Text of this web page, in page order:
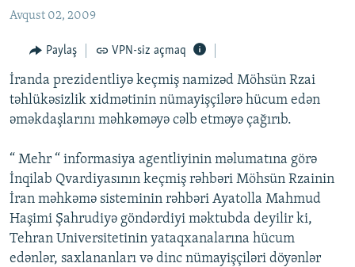
qayıt
#ƏSLINDƏ
FƏRQƏ BAX
QANUNI DOĞRU
ARAŞDIRMA
VIDEO
FOTOQALEREYA
İNFOQRAFIKA
KARIKATURA
RADIO ARXIV
OXU ZALI
AZƏRBAYCAN ƏDƏBIYYATI KITABXANASI
İSLAM VƏ DEMOKRATIYA
HAQQIMIZDA
MISSIYAMIZ
PEŞƏ ETIKASI VƏ JURNALISTIKA STANDARTLARIMIZ
BIZI IZLƏ
Avqust 02, 2009
Paylaş VPN-siz açmaq
İranda prezidentliyə keçmiş namizəd Möhsün Rzai
təhlükəsizlik xidmətinin nümayişçilərə hücum edən
əməkdaşlarını məhkəməyə cəlb etməyə çağırıb.
“ Mehr “ informasiya agentliyinin məlumatına görə
İnqilab Qvardiyasının keçmiş rəhbəri Möhsün Rzainin
İran məhkəmə sisteminin rəhbəri Ayatolla Mahmud
Haşimi Şahrudiyə göndərdiyi məktubda deyilir ki,
Tehran Universitetinin yataqxanalarına hücum
edənlər, saxlananları və dinc nümayişçiləri döyənlər